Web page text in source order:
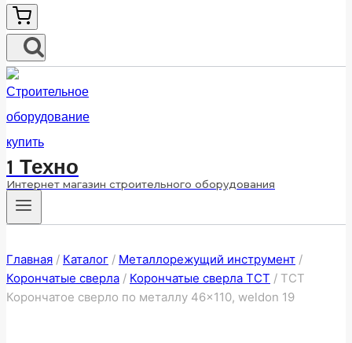
1 Техно
Интернет магазин строительного оборудования
Главная / Каталог / Металлорежущий инструмент /
Корончатые сверла / Корончатые сверла ТСТ / ТСТ
Корончатое сверло по металлу 46×110, weldon 19